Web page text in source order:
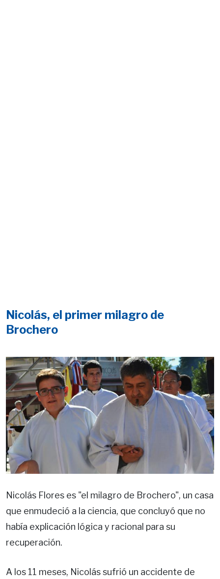
Nicolás, el primer milagro de
Brochero
Nicolás Flores es "el milagro de Brochero", un casa
que enmudeció a la ciencia, que concluyó que no
había explicación lógica y racional para su
recuperación.
A los 11 meses, Nicolás sufrió un accidente de